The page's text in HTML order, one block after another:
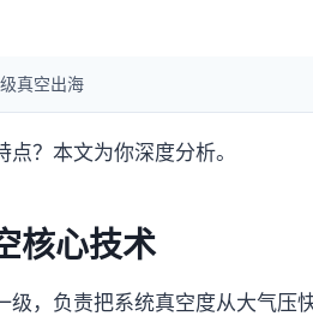
真空出海
？本文为你深度分析。
核心技术
级，负责把系统真空度从大气压